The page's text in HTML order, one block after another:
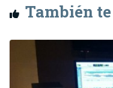
También